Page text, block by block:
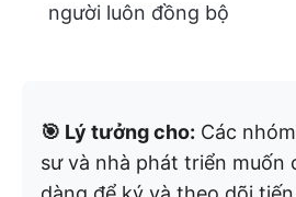
người luôn đồng bộ
🎯 Lý tưởng cho: Các
sư và nhà phát triển muốn